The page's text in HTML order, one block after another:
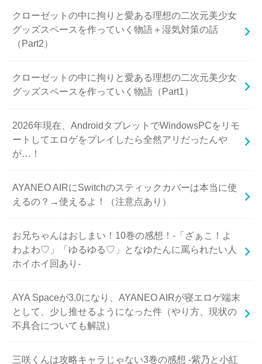
クローゼットの中に拘りと愛ある理想の二次元美少女
グッズスペースを作っていく物語＋湿気対策の話
（Part2）
クローゼットの中に拘りと愛ある理想の二次元美少女
グッズスペースを作っていく物語（Part1）
2026年現在、AndroidタブレットでWindowsPCをリモ
ートしてエロゲをプレイしたら全然アリだったんや
が…！
AYANEO AIRにSwitchのスティックカバーは本当に使
えるの？→使えるよ！（注意点あり）
お兄ちゃんはおしまい！10巻の感想！-「ざぁこ！よ
わよわ♡」「ゆるゆる♡」となゆたんに罵られたい人
ホイホイ回あり-
AYA Spaceが3.0になり、AYANEO AIRが寝エロゲ端末
として、少し推せるようになった件（やり方、現状の
不具合についても解説）
三咲くんは攻略キャラじゃない3巻の感想 -紫乃と小紅